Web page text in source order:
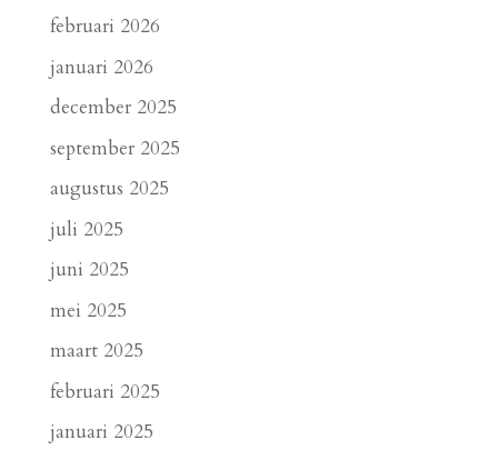
februari 2026
januari 2026
december 2025
september 2025
augustus 2025
juli 2025
juni 2025
mei 2025
maart 2025
februari 2025
januari 2025